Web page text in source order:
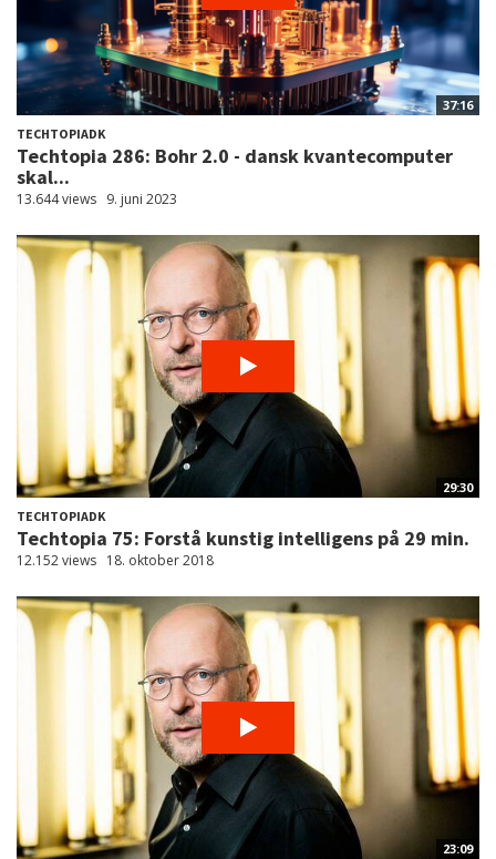
37:16
TECHTOPIADK
Techtopia 286: Bohr 2.0 - dansk kvantecomputer
skal...
13.644 views 9. juni 2023
29:30
TECHTOPIADK
Techtopia 75: Forstå kunstig intelligens på 29 min.
12.152 views 18. oktober 2018
23:09